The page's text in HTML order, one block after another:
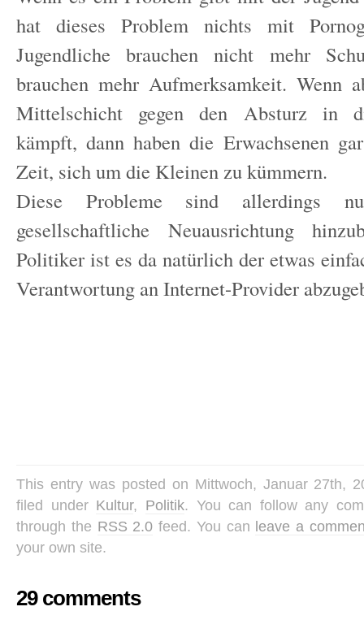
hat dieses Problem nichts mit
Jugendliche brauchen nicht mehr
brauchen mehr Aufmerksamkeit. Wenn
Mittelschicht gegen den Absturz in
kämpft, dann haben die Erwachsenen
Zeit, sich um die Kleinen zu kümmern.
Diese Probleme sind allerdings
gesellschaftliche Neuausrichtung
Politiker ist es da natürlich der etwas
Verantwortung an Internet-Provider
This entry was posted on Mittwoch, Januar 27th,
filed under Kultur, Politik. You can follow any
through the RSS 2.0 feed. You can leave a
your own site.
29 comments